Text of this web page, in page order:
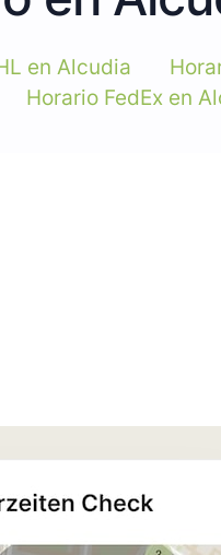
en Alcudia
Horario FedEx en